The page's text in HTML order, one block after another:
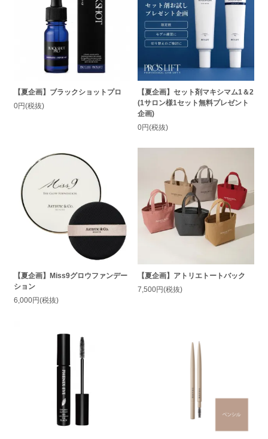
【夏企画】ブラックショットプロ
0円(税抜)
【夏企画】セット剤マキシマム1＆2
(1サロン様1セット無料プレゼント
企画)
0円(税抜)
【夏企画】Miss9グロウファンデー
ション
6,000円(税抜)
【夏企画】アトリエトートバック
7,500円(税抜)